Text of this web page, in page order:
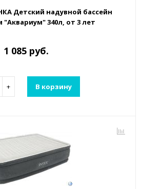
Детский надувной бассейн
"Аквариум" 340л, от 3 лет
1 085 руб.
+ В корзину